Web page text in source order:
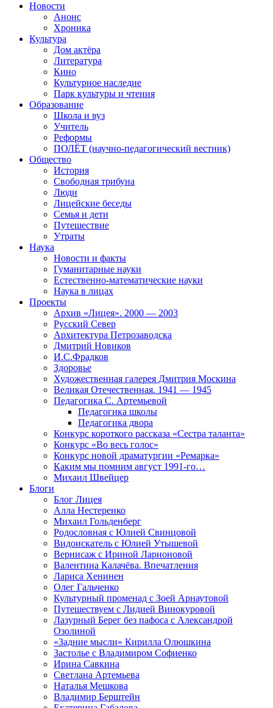
Новости
Анонс
Хроника
Культура
Дом актёра
Литература
Кино
Культурное наследие
Парк культуры и чтения
Образование
Школа и вуз
Учитель
Реформы
ПОЛЁТ (научно-педагогический вестник)
Общество
История
Свободная трибуна
Люди
Лицейские беседы
Семья и дети
Путешествие
Утраты
Наука
Новости и факты
Гуманитарные науки
Естественно-математические науки
Наука в лицах
Проекты
Архив «Лицея». 2000 — 2003
Русский Север
Архитектура Петрозаводска
Дмитрий Новиков
И.С.Фрадков
Здоровье
Художественная галерея Дмитрия Москина
Великая Отечественная. 1941 — 1945
Педагогика С. Артемьевой
Педагогика школы
Педагогика двора
Конкурс короткого рассказа «Сестра таланта»
Конкурс «Во весь голос»
Конкурс новой драматургии «Ремарка»
Каким мы помним август 1991-го…
Михаил Швейцер
Блоги
Блог Лицея
Алла Нестеренко
Михаил Гольденберг
Родословная с Юлией Свинцовой
Видоискатель с Юлией Утышевой
Вернисаж с Ириной Ларионовой
Валентина Калачёва. Впечатления
Лариса Хенинен
Олег Гальченко
Культурный променад с Зоей Арнаутовой
Путешествуем с Лидией Винокуровой
Лазурный Берег без пафоса с Александрой
Озолиной
«Задние мысли» Кирилла Олюшкина
Застолье с Владимиром Софиенко
Ирина Савкина
Светлана Артемьева
Наталья Мешкова
Владимир Берштейн